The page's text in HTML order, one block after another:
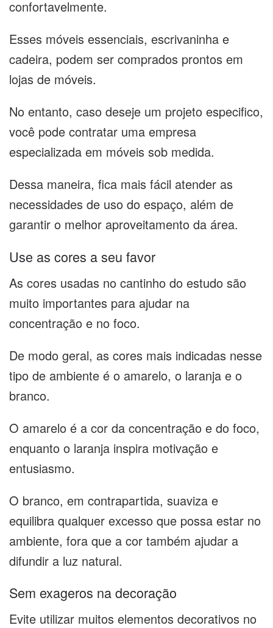
confortavelmente.
Esses móveis essenciais, escrivaninha e
cadeira, podem ser comprados prontos em
lojas de móveis.
No entanto, caso deseje um projeto especifico,
você pode contratar uma empresa
especializada em móveis sob medida.
Dessa maneira, fica mais fácil atender as
necessidades de uso do espaço, além de
garantir o melhor aproveitamento da área.
Use as cores a seu favor
As cores usadas no cantinho do estudo são
muito importantes para ajudar na
concentração e no foco.
De modo geral, as cores mais indicadas nesse
tipo de ambiente é o amarelo, o laranja e o
branco.
O amarelo é a cor da concentração e do foco,
enquanto o laranja inspira motivação e
entusiasmo.
O branco, em contrapartida, suaviza e
equilibra qualquer excesso que possa estar no
ambiente, fora que a cor também ajudar a
difundir a luz natural.
Sem exageros na decoração
Evite utilizar muitos elementos decorativos no